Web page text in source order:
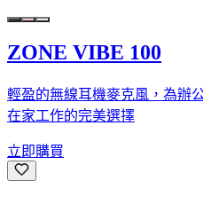
ZONE VIBE 100
輕盈的無線耳機麥克風，為辦
在家工作的完美選擇
立即購買